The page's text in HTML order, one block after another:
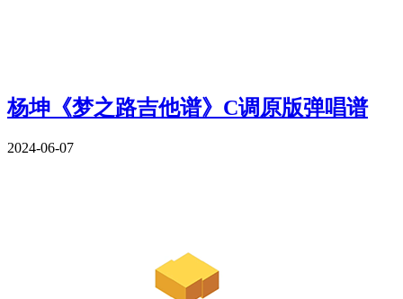
杨坤《梦之路吉他谱》C调原版弹唱谱
2024-06-07